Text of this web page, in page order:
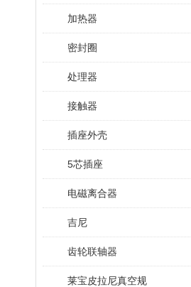
加热器
密封圈
处理器
接触器
插座外壳
5芯插座
电磁离合器
吉尼
齿轮联轴器
莱宝皮拉尼真空规